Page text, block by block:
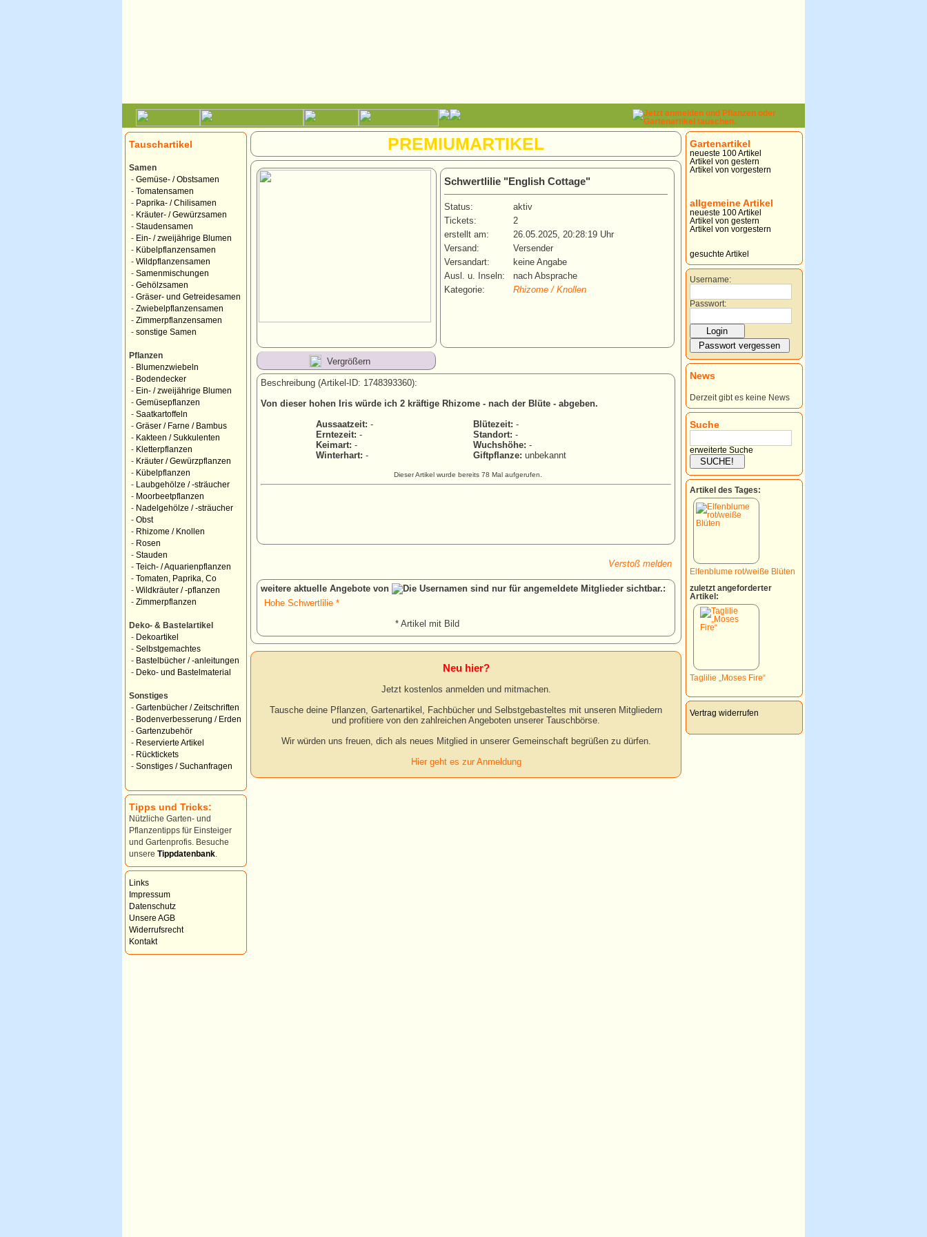
Tauschartikel
Samen
- Gemüse- / Obstsamen
- Tomatensamen
- Paprika- / Chilisamen
- Kräuter- / Gewürzsamen
- Staudensamen
- Ein- / zweijährige Blumen
- Kübelpflanzensamen
- Wildpflanzensamen
- Samenmischungen
- Gehölzsamen
- Gräser- und Getreidesamen
- Zwiebelpflanzensamen
- Zimmerpflanzensamen
- sonstige Samen
Pflanzen
- Blumenzwiebeln
- Bodendecker
- Ein- / zweijährige Blumen
- Gemüsepflanzen
- Saatkartoffeln
- Gräser / Farne / Bambus
- Kakteen / Sukkulenten
- Kletterpflanzen
- Kräuter / Gewürzpflanzen
- Kübelpflanzen
-
Laubgehölze / -sträucher
- Moorbeetpflanzen
- Nadelgehölze / -sträucher
- Obst
- Rhizome / Knollen
- Rosen
- Stauden
- Teich- / Aquarienpflanzen
- Tomaten, Paprika, Co
- Wildkräuter / -pflanzen
- Zimmerpflanzen
Deko- & Bastelartikel
- Dekoartikel
- Selbstgemachtes
- Bastelbücher / -anleitungen
- Deko- und Bastelmaterial
Sonstiges
- Gartenbücher / Zeitschriften
- Bodenverbesserung / Erden
- Gartenzubehör
- Reservierte Artikel
- Rücktickets
- Sonstiges / Suchanfragen
Tipps und Tricks:
Nützliche Garten- und
Pflanzentipps für Einsteiger
und Gartenprofis. Besuche
unsere Tippdatenbank
Links
Impressum
Datenschutz
Unsere AGB
Widerrufsrecht
Kontakt
PREMIUMARTIKEL
Schwertlilie "English Cottage"
Status:
aktiv
Tickets:
2
erstellt am:
26.05.2025, 20:28:19 Uhr
Versand:
Versender
Versandart:
keine Angabe
Ausl. u. Inseln:
nach Absprache
Kategorie:
Rhizome / Knollen
Vergrößern
Beschreibung (Artikel-ID: 1748393360):
Von dieser hohen Iris würde ich 2 kräftige Rhizome - nach der Blüte - abgeben.
Aussaatzeit: - Blütezeit: -
Erntezeit: - Standort: -
Keimart: - Wuchshöhe: -
Winterhart: - Giftpflanze: unbekannt
Dieser Artikel wurde bereits 78 Mal aufgerufen.
Verstoß melden
weitere aktuelle Angebote von
:
Hohe Schwertlilie *
* Artikel mit Bild
Neu hier?
Jetzt kostenlos anmelden und mitmachen.
Tausche deine Pflanzen, Gartenartikel, Fachbücher und Selbstgebasteltes mit unseren Mitgliedern
und profitiere von den zahlreichen Angeboten unserer Tauschbörse.
Wir würden uns freuen, dich als neues Mitglied in unserer Gemeinschaft begrüßen zu dürfen.
Hier geht es zur Anmeldung
Gartenartikel
neueste 100 Artikel
Artikel von gestern
Artikel von vorgestern
allgemeine Artikel
neueste 100 Artikel
Artikel von gestern
Artikel von vorgestern
gesuchte Artikel
Username:
Passwort:
News
Derzeit gibt es keine News
Suche
erweiterte Suche
Artikel des Tages:
Elfenblume rot/weiße Blüten
zuletzt angeforderter
Artikel:
Taglilie „Moses Fire“
Vertrag widerrufen